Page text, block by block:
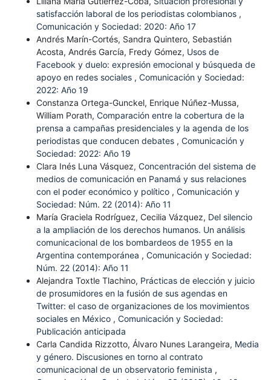
satisfacción laboral de los periodistas colombianos ,
Comunicación y Sociedad: 2020: Año 17
Andrés Marín-Cortés, Sandra Quintero, Sebastián
Acosta, Andrés García, Fredy Gómez, Usos de
Facebook y duelo: expresión emocional y búsqueda de
apoyo en redes sociales , Comunicación y Sociedad:
2022: Año 19
Constanza Ortega-Gunckel, Enrique Núñez-Mussa,
William Porath, Comparación entre la cobertura de la
prensa a campañas presidenciales y la agenda de los
periodistas que conducen debates , Comunicación y
Sociedad: 2022: Año 19
Clara Inés Luna Vásquez, Concentración del sistema de
medios de comunicación en Panamá y sus relaciones
con el poder económico y político , Comunicación y
Sociedad: Núm. 22 (2014): Año 11
María Graciela Rodríguez, Cecilia Vázquez, Del silencio
a la ampliación de los derechos humanos. Un análisis
comunicacional de los bombardeos de 1955 en la
Argentina contemporánea , Comunicación y Sociedad:
Núm. 22 (2014): Año 11
Alejandra Toxtle Tlachino, Prácticas de elección y juicio
de prosumidores en la fusión de sus agendas en
Twitter: el caso de organizaciones de los movimientos
sociales en México , Comunicación y Sociedad:
Publicación anticipada
Carla Candida Rizzotto, Álvaro Nunes Larangeira, Media
y género. Discusiones en torno al contrato
comunicacional de un observatorio feminista ,